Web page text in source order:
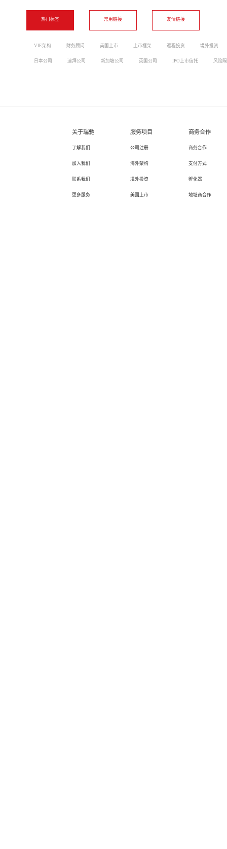
热门标签
VIE架构 财务顾问 美国上市 上市框架 返程投资 境外投资
日本公司 迪拜公司 新加坡公司 英国公司 IPO上市信托 风险
常用链接 友情链接
关于瑞驰
了解我们
加入我们
联系我们
更多服务
服务项目
公司注册
海外架构
境外投资
美国上市
商务合作
商务合作
支付方式
孵化器
地址商合作